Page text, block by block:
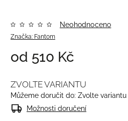
Značka: Fantom
Neohodnoceno
od 510 Kč
ZVOLTE VARIANTU
Můžeme doručit do: Zvolte variantu
Možnosti doručení